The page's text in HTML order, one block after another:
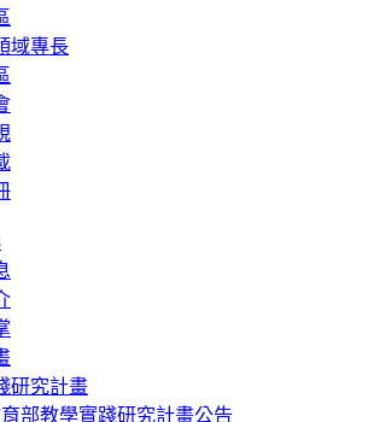
域專長
研究計畫
部教學實踐研究計畫公告